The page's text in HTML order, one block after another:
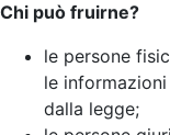
Chi può fruirne?
le persone
le
dalla legge;